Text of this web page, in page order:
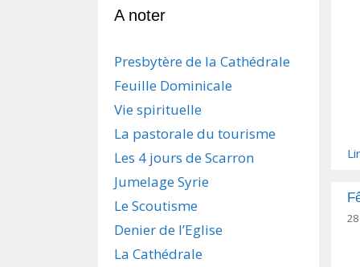
A noter
Presbytère de la Cathédrale
Feuille Dominicale
Vie spirituelle
La pastorale du tourisme
Les 4 jours de Scarron
Jumelage Syrie
Le Scoutisme
Denier de l’Eglise
La Cathédrale